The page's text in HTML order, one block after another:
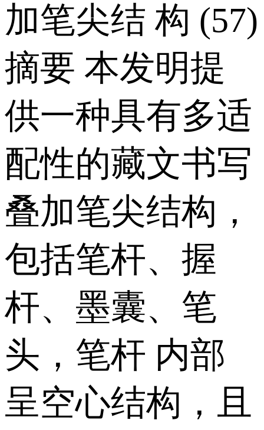
加笔尖结 构 (57)
摘要 本发明提
供一种具有多适
配性的藏文书写
叠加笔尖结构，
包括笔杆、握
杆、墨囊、笔
头，笔杆 内部
呈空心结构，且